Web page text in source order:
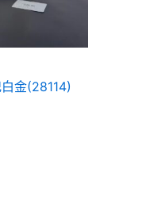
金(28114)